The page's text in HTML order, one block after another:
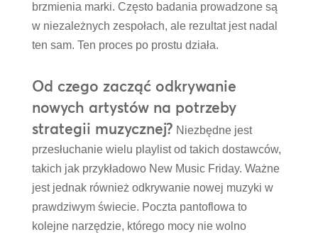
brzmienia marki. Często badania prowadzone są
w niezależnych zespołach, ale rezultat jest nadal
ten sam. Ten proces po prostu działa.
Od czego zacząć odkrywanie
nowych artystów na potrzeby
strategii muzycznej? Niezbędne jest
przesłuchanie wielu playlist od takich dostawców,
takich jak przykładowo New Music Friday. Ważne
jest jednak również odkrywanie nowej muzyki w
prawdziwym świecie. Poczta pantoflowa to
kolejne narzędzie, którego mocy nie wolno